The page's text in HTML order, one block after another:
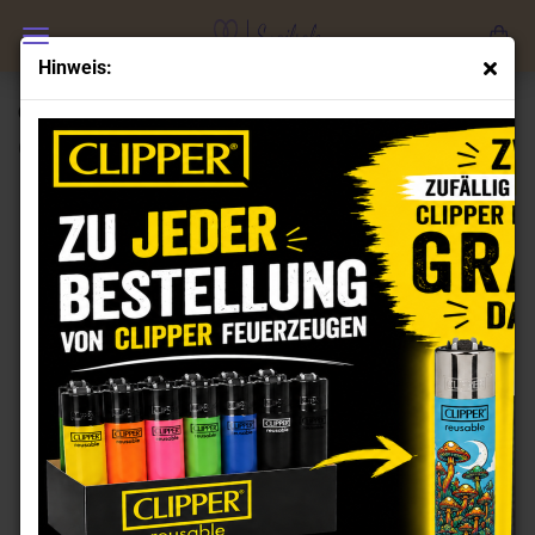
Hinweis:
Clipper Feuerzeuge Set Weed Status
(Art.Nr.:CL101935)